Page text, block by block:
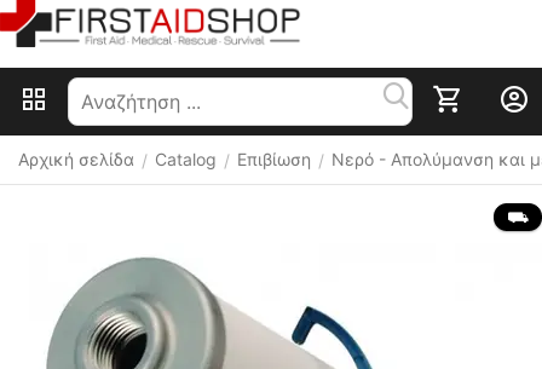
Αρχική σελίδα / Catalog / Επιβίωση / Nερό - Απολύμανση και
⛟